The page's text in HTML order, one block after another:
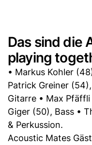
Das sind die
playing
• Markus Kohler
Patrick Greiner
Gitarre • Max
Giger (50), Bass •
& Perkussion.
Acoustic Mates